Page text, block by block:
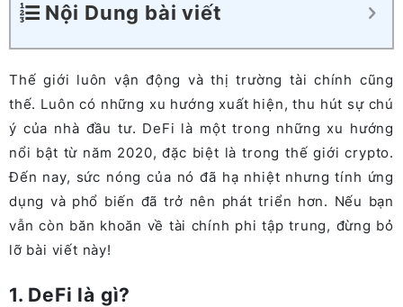
Nội Dung bài viết
Thế giới luôn vận động và thị trường tài chính cũng
thế. Luôn có những xu hướng xuất hiện, thu hút sự chú
ý của nhà đầu tư. DeFi là một trong những xu hướng
nổi bật từ năm 2020, đặc biệt là trong thế giới crypto.
Đến nay, sức nóng của nó đã hạ nhiệt nhưng tính ứng
dụng và phổ biến đã trở nên phát triển hơn. Nếu bạn
vẫn còn băn khoăn về tài chính phi tập trung, đừng bỏ
lỡ bài viết này!
1. DeFi là gì?